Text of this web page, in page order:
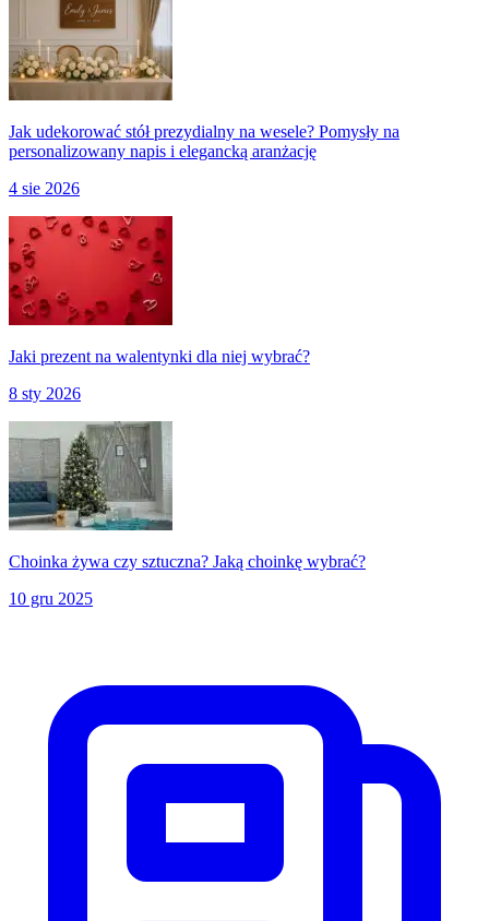
Jak udekorować stół prezydialny na wesele? Pomysły na
personalizowany napis i elegancką aranżację
4 sie 2026
Jaki prezent na walentynki dla niej wybrać?
8 sty 2026
Choinka żywa czy sztuczna? Jaką choinkę wybrać?
10 gru 2025